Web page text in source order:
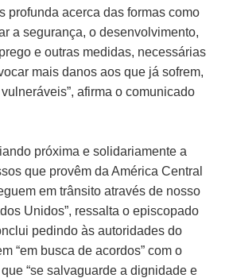
profunda acerca das formas como
a segurança, o desenvolvimento,
e outras medidas, necessárias
mais danos aos que já sofrem,
afirma o comunicado
próxima e solidariamente a
que provêm da América Central
em trânsito através de nosso
Unidos”, ressalta o episcopado
pedindo às autoridades do
“em busca de acordos” com o
“se salvaguarde a dignidade e